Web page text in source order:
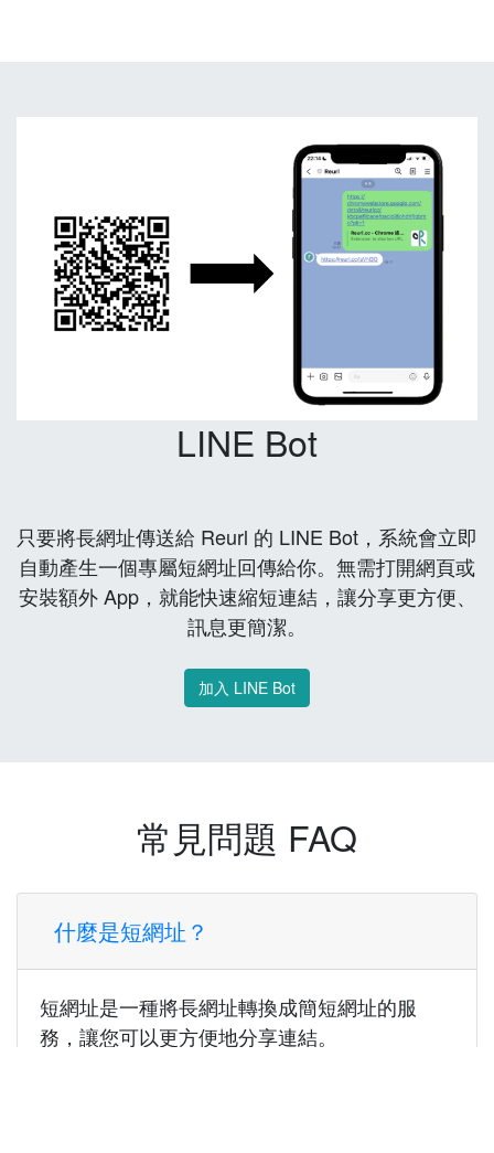
LINE Bot
只要將長網址傳送給 Reurl 的 LINE Bot，系統會立即
自動產生一個專屬短網址回傳給你。無需打開網頁或
安裝額外 App，就能快速縮短連結，讓分享更方便、
訊息更簡潔。
加入 LINE Bot
常見問題 FAQ
什麼是短網址？
短網址是一種將長網址轉換成簡短網址的服
務，讓您可以更方便地分享連結。